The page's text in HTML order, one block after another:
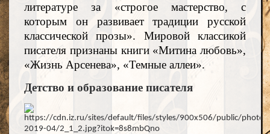
литературе за «строгое мастерство, с
которым он развивает традиции русской
классической прозы». Мировой классикой
писателя признаны книги «Митина любовь»,
«Жизнь Арсенева», «Темные аллеи».
Детство и образование писателя